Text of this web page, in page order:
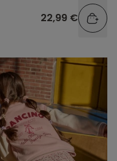
22,99 €